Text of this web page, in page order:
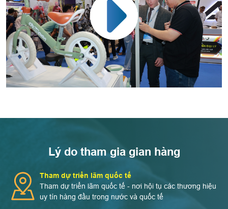
Lý do tham gia gian hàng
Tham dự triển lãm quốc tế
Tham dự triển lãm quốc tế - nơi hội tụ các thương hiệu
uy tín hàng đầu trong nước và quốc tế